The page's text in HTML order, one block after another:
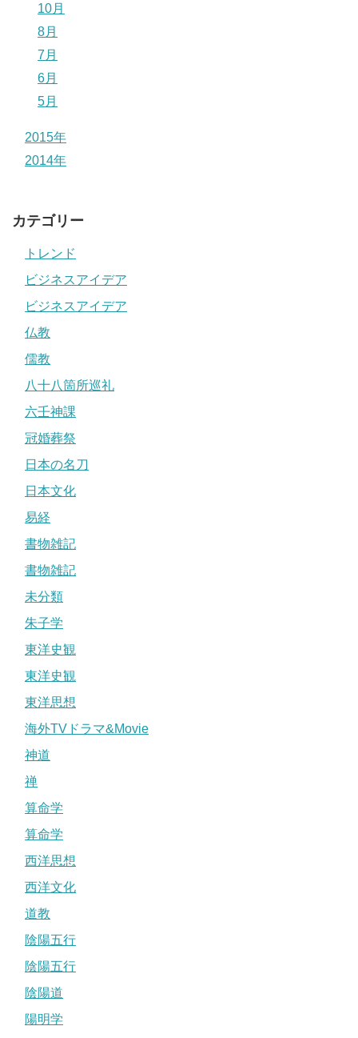
10月
8月
7月
6月
5月
2015年
2014年
カテゴリー
トレンド
ビジネスアイデア
ビジネスアイデア
仏教
儒教
八十八箇所巡礼
六壬神課
冠婚葬祭
日本の名刀
日本文化
易経
書物雑記
書物雑記
未分類
朱子学
東洋史観
東洋史観
東洋思想
海外TVドラマ&Movie
神道
禅
算命学
算命学
西洋思想
西洋文化
道教
陰陽五行
陰陽五行
陰陽道
陽明学